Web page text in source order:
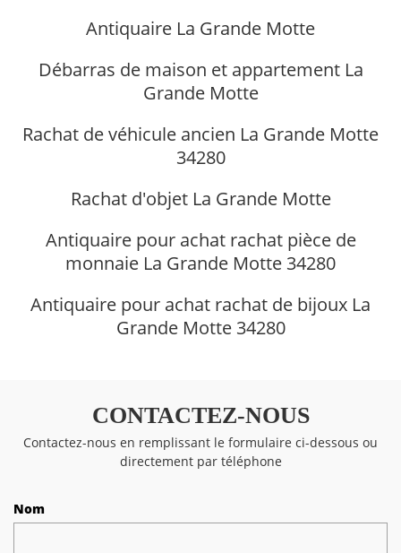
Antiquaire La Grande Motte
Débarras de maison et appartement La
Grande Motte
Rachat de véhicule ancien La Grande Motte
34280
Rachat d'objet La Grande Motte
Antiquaire pour achat rachat pièce de
monnaie La Grande Motte 34280
Antiquaire pour achat rachat de bijoux La
Grande Motte 34280
CONTACTEZ-NOUS
Contactez-nous en remplissant le formulaire ci-dessous ou
directement par téléphone
Nom